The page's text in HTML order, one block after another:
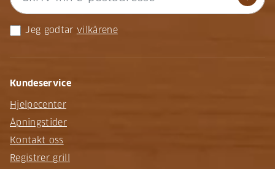
Jeg godtar vilkårene
Kundeservice
Hjelpecenter
Åpningstider
Kontakt oss
Registrer grill